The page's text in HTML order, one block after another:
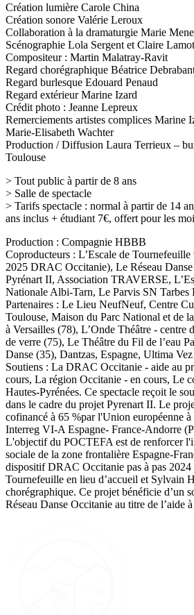
Création lumière Carole China
Création sonore Valérie Leroux
Collaboration à la dramaturgie Marie
Scénographie Lola Sergent et Claire
Compositeur : Martin Malatray-Ravit
Regard chorégraphique Béatrice
Regard burlesque Edouard Penaud
Regard extérieur Marine Izard
Crédit photo : Jeanne Lepreux
Remerciements artistes complices Marine
Marie-Elisabeth Wachter
Production / Diffusion Laura Terrieux –
Toulouse
> Tout public à partir de 8 ans
> Salle de spectacle
> Tarifs spectacle : normal à partir de 14
ans inclus + étudiant 7€, offert pour les
Production : Compagnie HBBB
Coproducteurs : L’Escale de
2025 DRAC Occitanie), Le Réseau
Pyrénart II, Association TRAVERSE,
Nationale Albi-Tarn, Le Parvis SN Tarbes
Partenaires : Le Lieu NeufNeuf, Centre
Toulouse, Maison du Parc National et de
à Versailles (78), L’Onde Théâtre - centre
de verre (75), Le Théâtre du Fil de l’eau
Danse (35), Dantzas, Espagne, Ultima
Soutiens : La DRAC Occitanie - aide au
cours, La région Occitanie - en cours, Le
Hautes-Pyrénées. Ce spectacle reçoit le
dans le cadre du projet Pyrenart II. Le
cofinancé à 65 %par l'Union européenne
Interreg VI-A Espagne- France-Andorre
L'objectif du POCTEFA est de renforcer
sociale de la zone frontalière Espagne-
dispositif DRAC Occitanie pas à pas 2024
Tournefeuille en lieu d’accueil et Sylvain
chorégraphique. Ce projet bénéficie d’un
Réseau Danse Occitanie au titre de l’aide